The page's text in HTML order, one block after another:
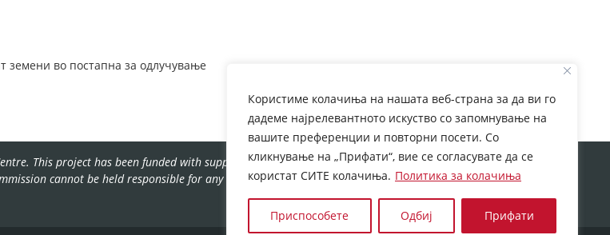
Користиме колачиња на нашата веб-страна за да ви го
дадеме најрелевантното искуство со запомнување на
вашите преференции и повторни посети. Со
кликнување на „Прифати“, вие се согласувате да се
користат СИТЕ колачиња. Политика за колачиња
Приспособете Одбиј Прифати
земени во постапна за одлучување
This project has been funded with support from European Commission. This web site reflects the
cannot be held responsible for any use which may be made of the information contained